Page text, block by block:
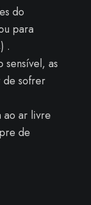
do
para
.
sensível, as
de sofrer
ao ar livre
de